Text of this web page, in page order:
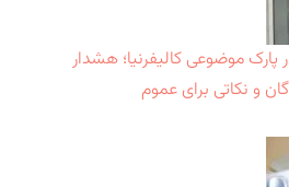
موضوعی کالیفرنیا؛ هشدار
و نکاتی برای عموم